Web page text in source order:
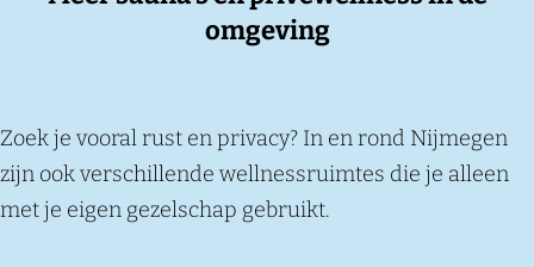
omgeving
Zoek je vooral rust en privacy? In en rond Nijmegen
zijn ook verschillende wellnessruimtes die je alleen
met je eigen gezelschap gebruikt.